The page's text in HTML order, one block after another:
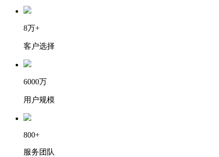
8万+
客户选择
6000万
用户规模
800+
服务团队